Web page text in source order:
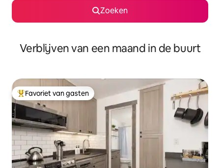
Zoeken
Verblijven van een maand in de buurt
Topfavoriet van gasten
Favoriet van gasten